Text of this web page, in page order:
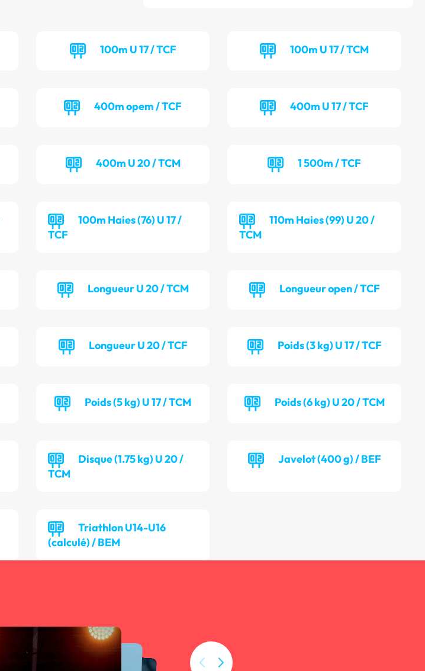
100m U 17 / TCF 100m U 17 / TCM
400m opem / TCF 400m U 17 / TCF
400m U 20 / TCM 1 500m / TCF
100m Haies (76) U 17 /
TCF
110m Haies (99) U 20 /
TCM
Longueur U 20 / TCM Longueur open / TCF
Longueur U 20 / TCF Poids (3 kg) U 17 / TCF
Poids (5 kg) U 17 / TCM Poids (6 kg) U 20 / TCM
Disque (1.75 kg) U 20 /
TCM
Javelot (400 g) / BEF
Triathlon U14-U16
(calculé) / BEM